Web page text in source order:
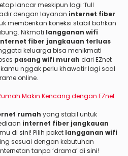
lancar meskipun lagi ‘full
dengan layanan internet fiber
memberikan koneksi stabil bahkan
Nikmati langganan wifi
fiber jangkauan terluas
keluarga bisa menikmati
pasang wifi murah dari EZnet
nggak perlu khawatir lagi soal
online.
Makin Kencang dengan EZnet
rumah yang stabil untuk
internet fiber jangkauan
di sini! Pilih paket langganan wifi
sesuai dengan kebutuhan
tanpa ‘drama’ di sini!